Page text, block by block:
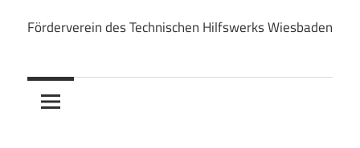
Inhalt
THOW
Wiesbaden
Förderverein des Technischen Hilfswerks Wiesbaden